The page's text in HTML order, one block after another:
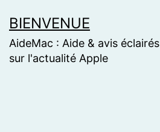
to
content
BIENVENUE
AideMac : Aide & avis éclairés
sur l'actualité Apple